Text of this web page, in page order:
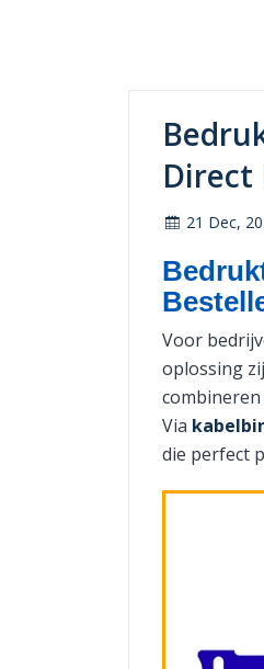
Direct
21 Dec,
Voor
oplossing
Via
die perfect